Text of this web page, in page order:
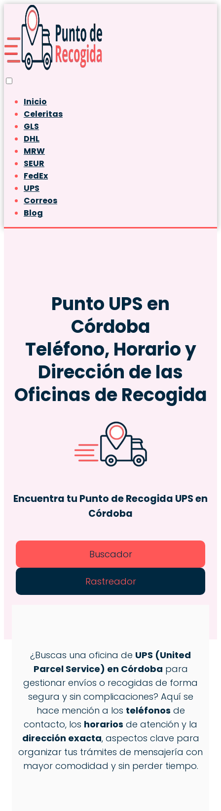
Inicio
Celeritas
GLS
DHL
MRW
SEUR
FedEx
UPS
Correos
Blog
Punto UPS en
Córdoba
Teléfono, Horario y
Dirección de las
Oficinas de Recogida
Encuentra tu Punto de Recogida UPSen
Córdoba
Buscador
Rastreador
¿Buscas una oficina de UPS (United
Parcel Service) en Córdoba para
gestionar envíos o recogidas de forma
segura y sin complicaciones? Aquí se
hace mención a los teléfonos de
contacto, los horarios de atención y la
dirección exacta, aspectos clave para
organizar tus trámites de mensajería con
mayor comodidad y sin perder tiempo.